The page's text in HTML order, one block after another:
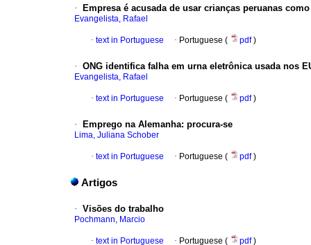
· Empresa é acusada de usar crianças peruanas
Evangelista, Rafael
· text in Portuguese · Portuguese ( pdf)
· ONG identifica falha em urna eletrônica usada nos
Evangelista, Rafael
· text in Portuguese · Portuguese ( pdf)
· Emprego na Alemanha: procura-se
Lima, Juliana Schober
· text in Portuguese · Portuguese ( pdf)
Artigos
· Visões do trabalho
Pochmann, Marcio
· text in Portuguese · Portuguese ( pdf)